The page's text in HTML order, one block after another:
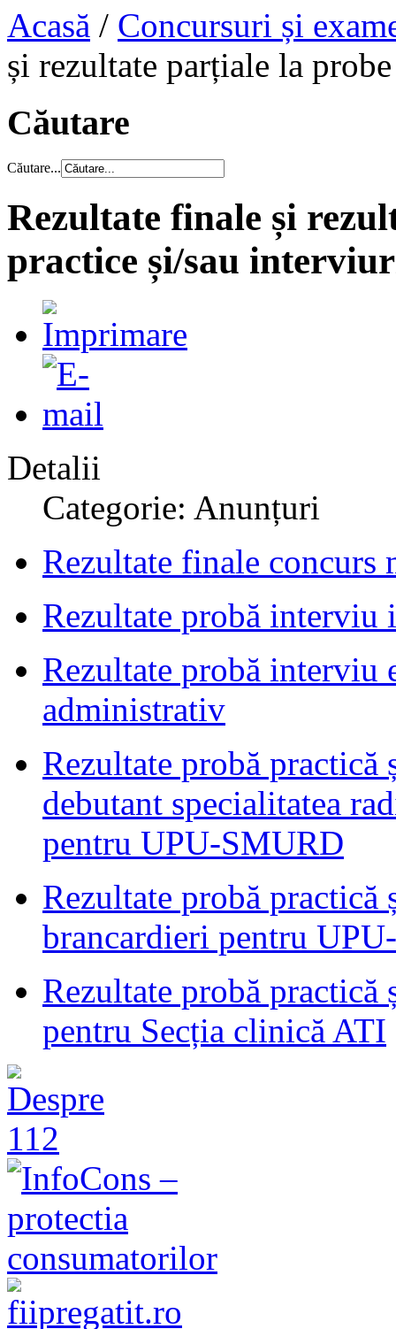
Acasă / Concursuri și
și rezultate parțiale la
Căutare
Căutare...
Rezultate finale și
practice și/sau
Detalii
Categorie: Anunțuri
Rezultate finale
Rezultate probă interviu
Rezultate probă
administrativ
Rezultate probă
debutant specialitatea
pentru UPU-SMURD
Rezultate probă
brancardieri pentru
Rezultate probă
pentru Secția clinică ATI